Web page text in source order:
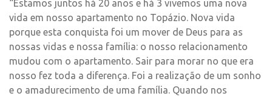
“Estamos juntos há 20 anos e há 3 vivemos uma nova
vida em nosso apartamento no Topázio. Nova vida
porque esta conquista foi um mover de Deus para as
nossas vidas e nossa família: o nosso relacionamento
mudou com o apartamento. Sair para morar no que era
nosso fez toda a diferença. Foi a realização de um sonho
e o amadurecimento de uma família. Quando nos